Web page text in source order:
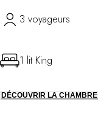
3 voyageurs
1 lit King
DÉCOUVRIR LA CHAMBRE